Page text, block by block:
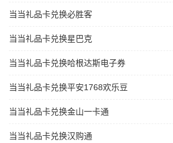
当当礼品卡兑换必胜客
当当礼品卡兑换星巴克
当当礼品卡兑换哈根达斯电子券
当当礼品卡兑换平安1768欢乐豆
当当礼品卡兑换金山一卡通
当当礼品卡兑换汉购通